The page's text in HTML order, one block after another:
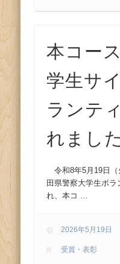
本コー
学生サ
ランテ
れました
令和8年5月19日（
田県警察大学生ボ
れ、本コ …
2026年5月19日
受賞・表彰